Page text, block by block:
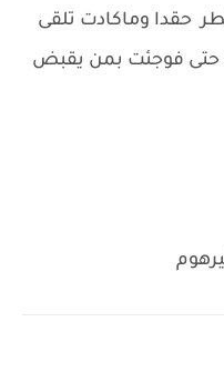
حقدا وماكادت تلقى
حتى فوجئت بمن يقبض